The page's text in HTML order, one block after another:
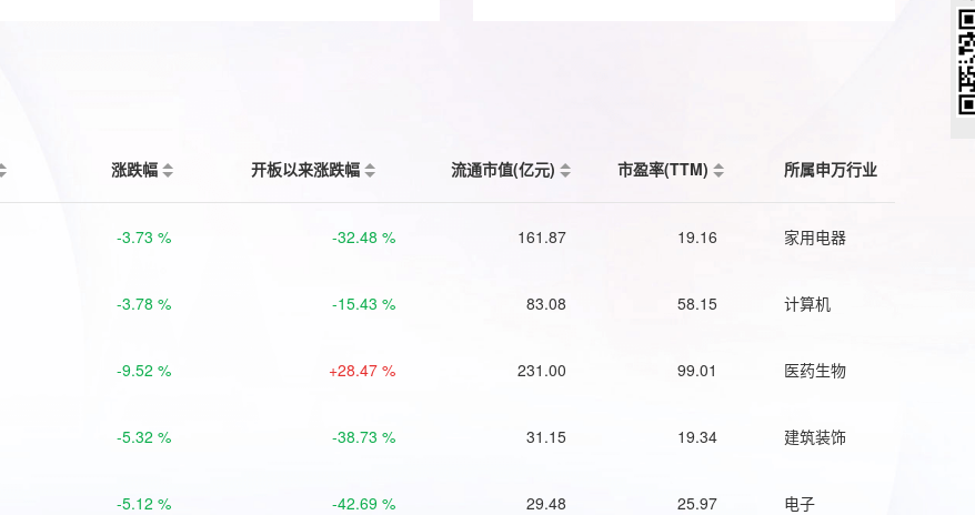
涨跌幅 开板以来涨跌幅 流通市值(亿元) 市盈率(TTM) 所属申万行业
-3.73 % -32.48 % 161.87 19.16 家用电器
-3.78 % -15.43 % 83.08 58.15 计算机
-9.52 % +28.47 % 231.00 99.01 医药生物
-5.32 % -38.73 % 31.15 19.34 建筑装饰
-5.12 % -42.69 % 29.48 25.97 电子